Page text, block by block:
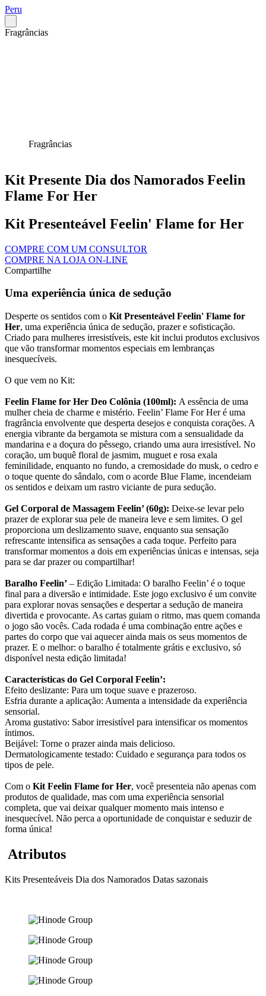
Peru
Fragrâncias
Fragrâncias
Kit Presente Dia dos Namorados Feelin
Flame For Her
Kit Presenteável Feelin' Flame for Her
COMPRE COM UM CONSULTOR
COMPRE NA LOJA ON-LINE
Compartilhe
Uma experiência única de sedução
Desperte os sentidos com o Kit Presenteável Feelin' Flame for
Her, uma experiência única de sedução, prazer e sofisticação.
Criado para mulheres irresistíveis, este kit inclui produtos exclusivos
que vão transformar momentos especiais em lembranças
inesquecíveis.
O que vem no Kit:
Feelin Flame for Her Deo Colônia (100ml): A essência de uma
mulher cheia de charme e mistério. Feelin’ Flame For Her é uma
fragrância envolvente que desperta desejos e conquista corações. A
energia vibrante da bergamota se mistura com a sensualidade da
mandarina e a doçura do pêssego, criando uma aura irresistível. No
coração, um buquê floral de jasmim, muguet e rosa exala
feminilidade, enquanto no fundo, a cremosidade do musk, o cedro e
o toque quente do sândalo, com o acorde Blue Flame, incendeiam
os sentidos e deixam um rastro viciante de pura sedução.
Gel Corporal de Massagem Feelin’ (60g): Deixe-se levar pelo
prazer de explorar sua pele de maneira leve e sem limites. O gel
proporciona um deslizamento suave, enquanto sua sensação
refrescante intensifica as sensações a cada toque. Perfeito para
transformar momentos a dois em experiências únicas e intensas, seja
para se dar prazer ou compartilhar!
Baralho Feelin’ – Edição Limitada: O baralho Feelin’ é o toque
final para a diversão e intimidade. Este jogo exclusivo é um convite
para explorar novas sensações e despertar a sedução de maneira
divertida e provocante. As cartas guiam o ritmo, mas quem comanda
o jogo são vocês. Cada rodada é uma combinação entre ações e
partes do corpo que vai aquecer ainda mais os seus momentos de
prazer. E o melhor: o baralho é totalmente grátis e exclusivo, só
disponível nesta edição limitada!
Características do Gel Corporal Feelin’:
Efeito deslizante: Para um toque suave e prazeroso.
Esfria durante a aplicação: Aumenta a intensidade da experiência
sensorial.
Aroma gustativo: Sabor irresistível para intensificar os momentos
íntimos.
Beijável: Torne o prazer ainda mais delicioso.
Dermatologicamente testado: Cuidado e segurança para todos os
tipos de pele.
Com o Kit Feelin Flame for Her, você presenteia não apenas com
produtos de qualidade, mas com uma experiência sensorial
completa, que vai deixar qualquer momento mais intenso e
inesquecível. Não perca a oportunidade de conquistar e seduzir de
forma única!
Atributos
Kits Presenteáveis Dia dos Namorados Datas sazonais